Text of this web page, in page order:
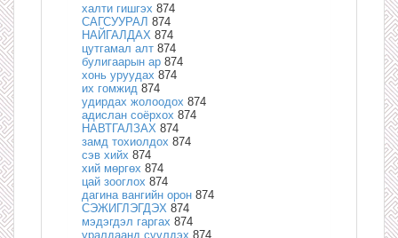
халти гишгэх 874
САГСУУРАЛ 874
НАЙГАЛДАХ 874
цутгамал алт 874
булигаарын ар 874
хонь уруудах 874
их гомжид 874
удирдах жолоодох 874
адислан соёрхох 874
НАВТГАЛЗАХ 874
замд тохиолдох 874
сэв хийх 874
хий мөргөх 874
цай зооглох 874
дагина вангийн орон 874
СЭЖИГЛЭГДЭХ 874
мэдэгдэл гаргах 874
уралдаанд сүүлдэх 874